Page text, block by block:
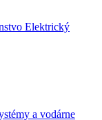
Elektrický